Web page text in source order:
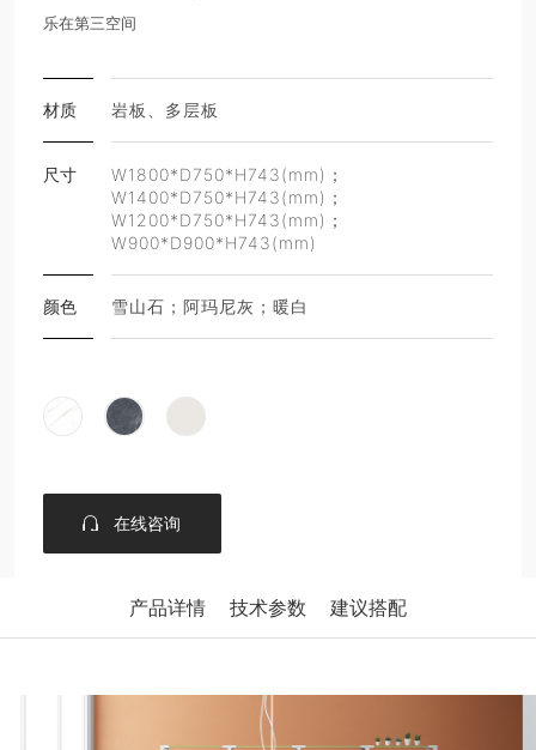
乐在第三空间
材质 岩板、多层板
尺寸
W1800*D750*H743(mm)；
W1400*D750*H743(mm)；
W1200*D750*H743(mm)；
W900*D900*H743(mm)
颜色 雪山石；阿玛尼灰；暖白
在线咨询
产品详情 技术参数 建议搭配